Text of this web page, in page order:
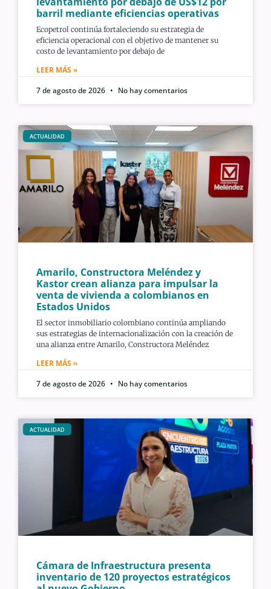
barril mediante eficiencias operativas
Ecopetrol continúa fortaleciendo su estrategia de
eficiencia operacional con el objetivo de mantener su
costo de levantamiento por debajo de
LEER MÁS »
7 de agosto de 2026
No hay comentarios
ACTUALIDAD
Amarilo, Constructora Meléndez y
Kastor crean alianza para impulsar la
venta de vivienda a colombianos en
Estados Unidos
El sector inmobiliario colombiano continúa ampliando
sus estrategias de internacionalización con la creación de
una alianza entre Amarilo, Constructora Meléndez
LEER MÁS »
7 de agosto de 2026
No hay comentarios
ACTUALIDAD
Cámara de Infraestructura presenta
inventario de 120 proyectos estratégicos